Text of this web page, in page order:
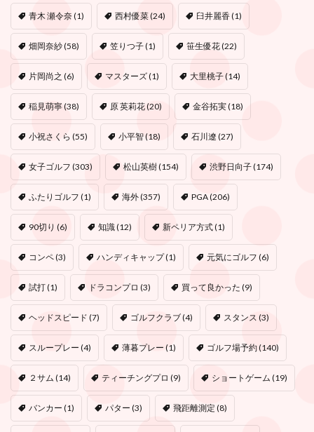
青木 瀬令奈(1) 西村優菜(24) 臼井麗香(1)
畑岡奈紗(58) 笠りつ子(1) 笹生優花(22)
片岡尚之 (6) マスターズ(1) 大里桃子(14)
稲見萌寧(38) 原 英莉花(20) 金谷拓実(18)
小祝さくら (55) 小平智(18) 石川遼 (27)
女子ゴルフ (303) 松山英樹(154) 渋野日向子(174)
ふたりゴルフ (1) 海外(357) PGA(206)
90切り (6) 知識(12) 新ペリア方式(1)
コンペ(3) ハンディキャップ(1) 元気にゴルフ (6)
試打(1) ドラコンプロ (3) 買って良かった (9)
ヘッドスピード (7) ゴルフクラブ(4) スタンス (3)
スループレー (4) 薄暮プレー (1) ゴルフ場予約(140)
２サム (14) ティーチングプロ (9) ショートゲーム (19)
バンカー (1) パター (3) 飛距離測定 (8)